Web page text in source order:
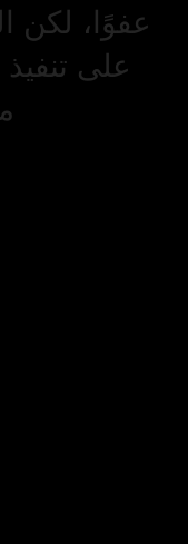
عفوًا، لكن
على